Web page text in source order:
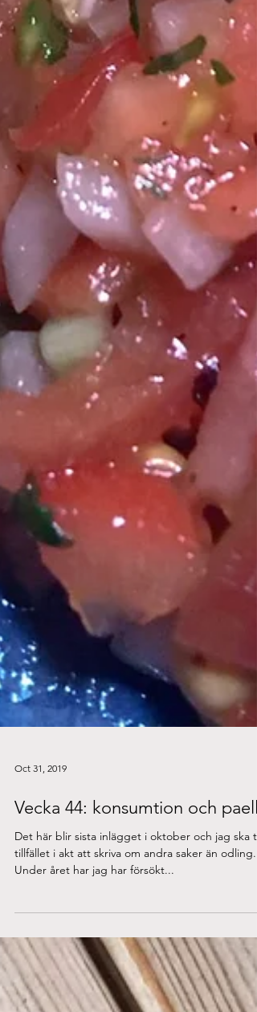
Oct 31, 2019
Vecka 44: konsumtion och paella
Det här blir sista inlägget i oktober och jag ska ta
tillfället i akt att skriva om andra saker än odling.
Under året har jag har försökt...